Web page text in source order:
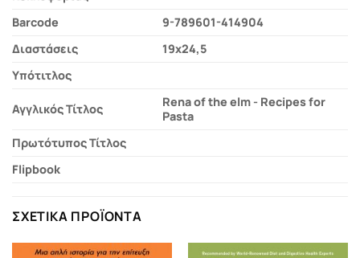
Barcode
9-789601-414904
Διαστάσεις
19x24,5
Υπότιτλος
Αγγλικός Τίτλος
Rena of the elm - Recipes for
Pasta
Πρωτότυπος Τίτλος
Flipbook
ΣΧΕΤΙΚΆ ΠΡΟΪΌΝΤΑ